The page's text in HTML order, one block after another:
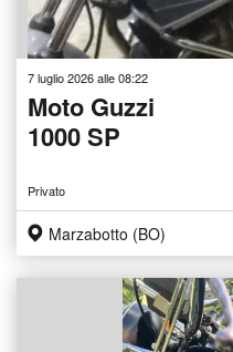
7 luglio 2026 alle 08:22
Moto Guzzi
1000 SP
Privato
Marzabotto (BO)